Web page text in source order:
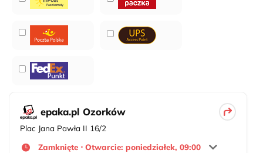
epaka.pl Ozorków
Plac Jana Pawła II 16/2
Zamknięte ⋅ Otwarcie: poniedziałek, 09:00